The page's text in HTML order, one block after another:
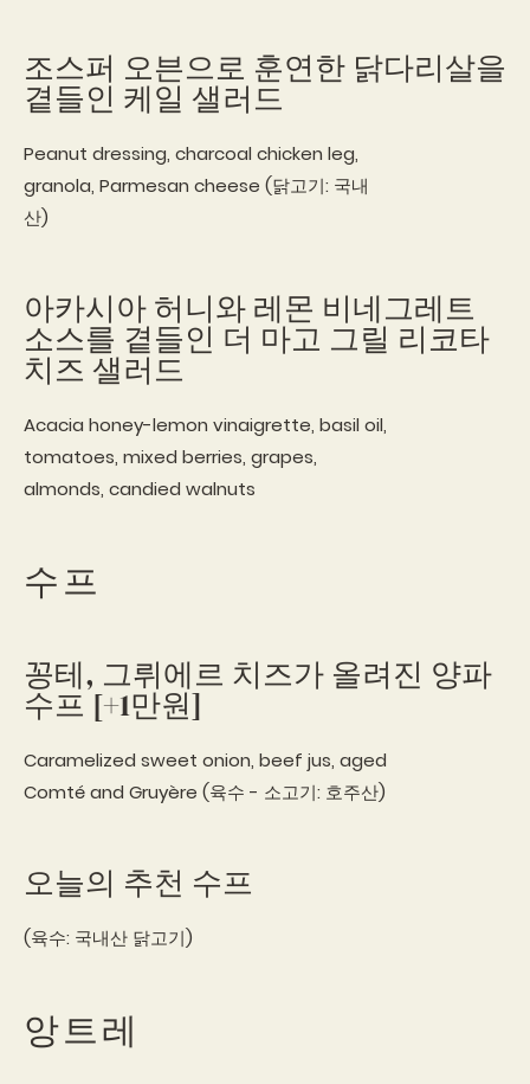
조스퍼 오븐으로 훈연한 닭다리살을
곁들인 케일 샐러드
Peanut dressing, charcoal chicken leg,
granola, Parmesan cheese (닭고기: 국내
산)
아카시아 허니와 레몬 비네그레트
소스를 곁들인 더 마고 그릴 리코타
치즈 샐러드
Acacia honey-lemon vinaigrette, basil oil,
tomatoes, mixed berries, grapes,
almonds, candied walnuts
수프
꽁테, 그뤼에르 치즈가 올려진 양파
수프 [+1만원]
Caramelized sweet onion, beef jus, aged
Comté and Gruyère (육수 - 소고기: 호주산)
오늘의 추천 수프
(육수: 국내산 닭고기)
앙트레